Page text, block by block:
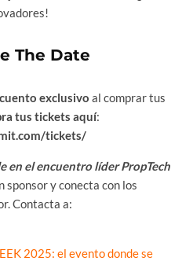
The Date
exclusivo al comprar tus
tus tickets aquí:
tickets/
en el encuentro líder PropTech
sponsor y conecta con los
Contacta a:
2025: el evento donde se